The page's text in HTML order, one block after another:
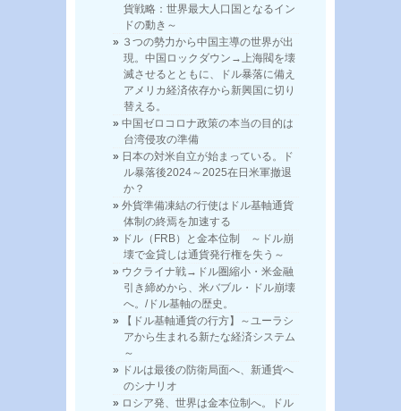
貨戦略：世界最大人口国となるイン
ドの動き～
３つの勢力から中国主導の世界が出
現。中国ロックダウン→上海閥を壊
滅させるとともに、ドル暴落に備え
アメリカ経済依存から新興国に切り
替える。
中国ゼロコロナ政策の本当の目的は
台湾侵攻の準備
日本の対米自立が始まっている。ド
ル暴落後2024～2025在日米軍撤退
か？
外貨準備凍結の行使はドル基軸通貨
体制の終焉を加速する
ドル（FRB）と金本位制 ～ドル崩
壊で金貸しは通貨発行権を失う～
ウクライナ戦→ドル圏縮小・米金融
引き締めから、米バブル・ドル崩壊
へ。/ドル基軸の歴史。
【ドル基軸通貨の行方】～ユーラシ
アから生まれる新たな経済システム
～
ドルは最後の防衛局面へ、新通貨へ
のシナリオ
ロシア発、世界は金本位制へ。ドル